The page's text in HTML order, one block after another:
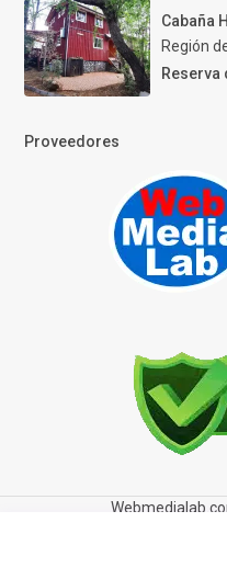
Cabaña
Región
Proveedores